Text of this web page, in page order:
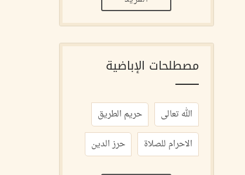
مصطلحات الإباضية
الله تعالى
حريم الطريق
الاحرام للصلاة
حرز الدين